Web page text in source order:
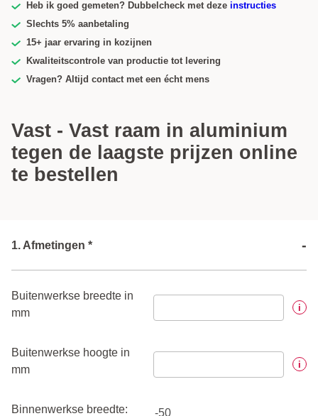
Vast - Vast raam in aluminium
tegen de laagste prijzen online
te bestellen
1. Afmetingen * -
Buitenwerkse breedte in
mm
i
Buitenwerkse hoogte in
mm
i
Binnenwerkse breedte:
Heb ik goed gemeten? Dubbelcheck met deze instructies
Slechts 5% aanbetaling
15+ jaar ervaring in kozijnen
Kwaliteitscontrole van productie tot levering
Vragen? Altijd contact met een écht mens